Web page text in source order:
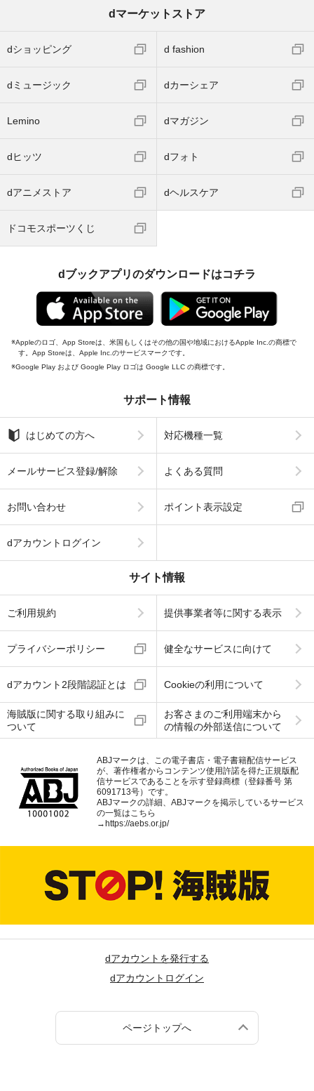
dマーケットストア
dショッピング d fashion
dミュージック dカーシェア
Lemino dマガジン
dヒッツ dフォト
dアニメストア dヘルスケア
ドコモスポーツくじ
dブックアプリのダウンロードはコチラ
Appleのロゴ、App Storeは、米国もしくはその他の国や地域におけるApple Inc.の商標で
す。App Storeは、Apple Inc.のサービスマークです。
Google Play および Google Play ロゴは Google LLC の商標です。
サポート情報
はじめての方へ 対応機種一覧
メールサービス登録/解除 よくある質問
お問い合わせ ポイント表示設定
dアカウントログイン
サイト情報
ご利用規約 提供事業者等に関する表示
プライバシーポリシー 健全なサービスに向けて
dアカウント2段階認証とは Cookieの利用について
海賊版に関する取り組みに
ついて
お客さまのご利用端末から
の情報の外部送信について
ABJマークは、この電子書店・電子書籍配信サービス
が、著作権者からコンテンツ使用許諾を得た正規版配
信サービスであることを示す登録商標（登録番号 第
6091713号）です。
ABJマークの詳細、ABJマークを掲示しているサービス
の一覧はこちら
→https://aebs.or.jp/
dアカウントを発行する
dアカウントログイン
ページトップへ